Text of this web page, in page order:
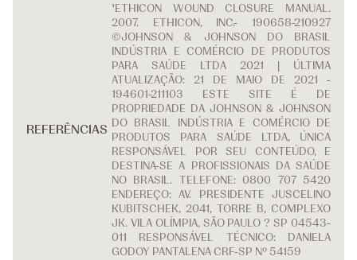
REFERÊNCIAS
¹ETHICON WOUND CLOSURE MANUAL.
2007. ETHICON, INC.- 190658-210927
©JOHNSON & JOHNSON DO BRASIL
INDÚSTRIA E COMÉRCIO DE PRODUTOS
PARA SAÚDE LTDA 2021 | ÚLTIMA
ATUALIZAÇÃO: 21 DE MAIO DE 2021 -
194601-211103 ESTE SITE É DE
PROPRIEDADE DA JOHNSON & JOHNSON
DO BRASIL INDÚSTRIA E COMÉRCIO DE
PRODUTOS PARA SAÚDE LTDA, ÚNICA
RESPONSÁVEL POR SEU CONTEÚDO, E
DESTINA-SE A PROFISSIONAIS DA SAÚDE
NO BRASIL. TELEFONE: 0800 707 5420
ENDEREÇO: AV. PRESIDENTE JUSCELINO
KUBITSCHEK, 2041, TORRE B, COMPLEXO
JK. VILA OLÍMPIA, SÃO PAULO ? SP 04543-
011 RESPONSÁVEL TÉCNICO: DANIELA
GODOY PANTALENA CRF-SP Nº 54159